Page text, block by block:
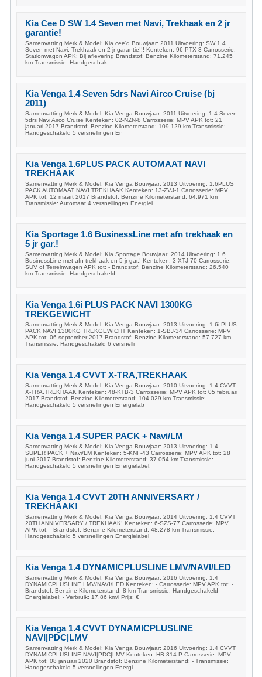
Kia Cee D SW 1.4 Seven met Navi, Trekhaak en 2 jr
garantie!
Samenvatting Merk & Model: Kia cee'd Bouwjaar: 2011 Uitvoering: SW 1.4
Seven met Navi, Trekhaak en 2 jr garantie!!! Kenteken: 96-PTX-3 Carrosserie:
Stationwagon APK: Bij aflevering Brandstof: Benzine Kilometerstand: 71.245
km Transmissie: Handgeschak
Kia Venga 1.4 Seven 5drs Navi Airco Cruise (bj
2011)
Samenvatting Merk & Model: Kia Venga Bouwjaar: 2011 Uitvoering: 1.4 Seven
5drs Navi Airco Cruise Kenteken: 02-NZN-8 Carrosserie: MPV APK tot: 21
januari 2017 Brandstof: Benzine Kilometerstand: 109.129 km Transmissie:
Handgeschakeld 5 versnellingen En
Kia Venga 1.6PLUS PACK AUTOMAAT NAVI
TREKHAAK
Samenvatting Merk & Model: Kia Venga Bouwjaar: 2013 Uitvoering: 1.6PLUS
PACK AUTOMAAT NAVI TREKHAAK Kenteken: 13-ZVJ-1 Carrosserie: MPV
APK tot: 12 maart 2017 Brandstof: Benzine Kilometerstand: 64.971 km
Transmissie: Automaat 4 versnellingen Energiel
Kia Sportage 1.6 BusinessLine met afn trekhaak en
5 jr gar.!
Samenvatting Merk & Model: Kia Sportage Bouwjaar: 2014 Uitvoering: 1.6
BusinessLine met afn trekhaak en 5 jr gar.! Kenteken: 3-XTJ-70 Carrosserie:
SUV of Terreinwagen APK tot: - Brandstof: Benzine Kilometerstand: 26.540
km Transmissie: Handgeschakeld
Kia Venga 1.6i PLUS PACK NAVI 1300KG
TREKGEWICHT
Samenvatting Merk & Model: Kia Venga Bouwjaar: 2013 Uitvoering: 1.6i PLUS
PACK NAVI 1300KG TREKGEWICHT Kenteken: 1-SBJ-34 Carrosserie: MPV
APK tot: 06 september 2017 Brandstof: Benzine Kilometerstand: 57.727 km
Transmissie: Handgeschakeld 6 versnelli
Kia Venga 1.4 CVVT X-TRA,TREKHAAK
Samenvatting Merk & Model: Kia Venga Bouwjaar: 2010 Uitvoering: 1.4 CVVT
X-TRA,TREKHAAK Kenteken: 48-KTB-3 Carrosserie: MPV APK tot: 05 februari
2017 Brandstof: Benzine Kilometerstand: 104.029 km Transmissie:
Handgeschakeld 5 versnellingen Energielab
Kia Venga 1.4 SUPER PACK + Navi/LM
Samenvatting Merk & Model: Kia Venga Bouwjaar: 2013 Uitvoering: 1.4
SUPER PACK + Navi/LM Kenteken: 5-KNF-43 Carrosserie: MPV APK tot: 28
juni 2017 Brandstof: Benzine Kilometerstand: 37.054 km Transmissie:
Handgeschakeld 5 versnellingen Energielabel:
Kia Venga 1.4 CVVT 20TH ANNIVERSARY /
TREKHAAK!
Samenvatting Merk & Model: Kia Venga Bouwjaar: 2014 Uitvoering: 1.4 CVVT
20TH ANNIVERSARY / TREKHAAK! Kenteken: 6-SZS-77 Carrosserie: MPV
APK tot: - Brandstof: Benzine Kilometerstand: 48.278 km Transmissie:
Handgeschakeld 5 versnellingen Energielabel
Kia Venga 1.4 DYNAMICPLUSLINE LMV/NAVI/LED
Samenvatting Merk & Model: Kia Venga Bouwjaar: 2016 Uitvoering: 1.4
DYNAMICPLUSLINE LMV/NAVI/LED Kenteken: - Carrosserie: MPV APK tot: -
Brandstof: Benzine Kilometerstand: 8 km Transmissie: Handgeschakeld
Energielabel: - Verbruik: 17,86 km/l Prijs: €
Kia Venga 1.4 CVVT DYNAMICPLUSLINE
NAVI|PDC|LMV
Samenvatting Merk & Model: Kia Venga Bouwjaar: 2016 Uitvoering: 1.4 CVVT
DYNAMICPLUSLINE NAVI|PDC|LMV Kenteken: HB-314-P Carrosserie: MPV
APK tot: 08 januari 2020 Brandstof: Benzine Kilometerstand: - Transmissie:
Handgeschakeld 5 versnellingen Energi